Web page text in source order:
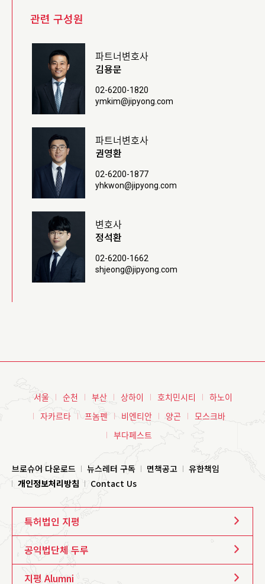
관련 구성원
파트너변호사
김용문
02-6200-1820
ymkim@jipyong.com
파트너변호사
권영환
02-6200-1877
yhkwon@jipyong.com
변호사
정석환
02-6200-1662
shjeong@jipyong.com
서울 순천 부산 상하이 호치민시티
하노이
자카르타
프놈펜 비엔티안 양곤
모스크바
부다페스트
브로슈어 다운로드 뉴스레터 구독 면책공고
유한책임
개인정보처리방침
Contact Us
특허법인 지평
공익법단체 두루
지평 Alumni